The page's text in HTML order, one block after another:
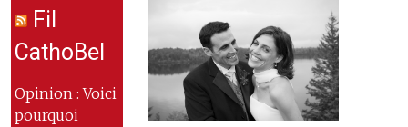
Fil
CathoBel
Opinion : Voici
pourquoi